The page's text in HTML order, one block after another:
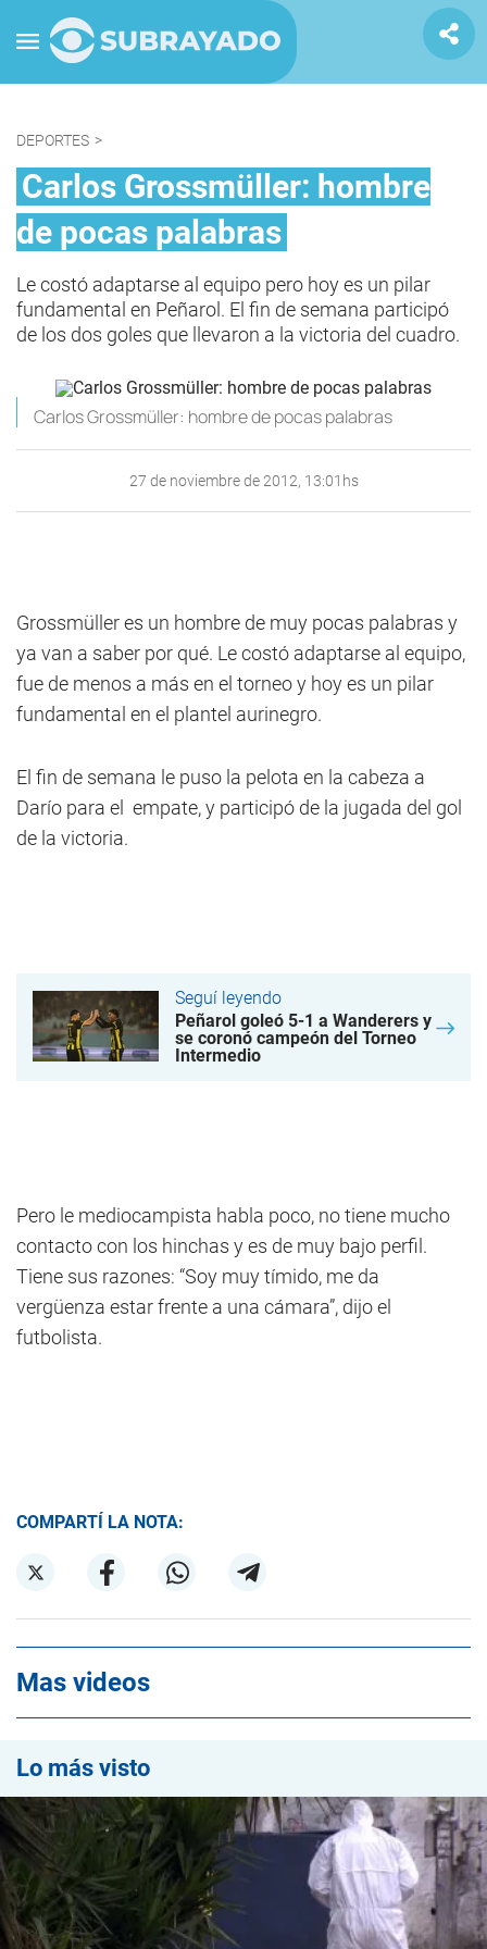
DEPORTES >
Carlos Grossmüller: hombre
de pocas palabras
Le costó adaptarse al equipo pero hoy es un pilar
fundamental en Peñarol. El fin de semana participó
de los dos goles que llevaron a la victoria del cuadro.
Carlos Grossmüller: hombre de pocas palabras
27 de noviembre de 2012, 13:01hs
Grossmüller es un hombre de muy pocas palabras y
ya van a saber por qué. Le costó adaptarse al equipo,
fue de menos a más en el torneo y hoy es un pilar
fundamental en el plantel aurinegro.
El fin de semana le puso la pelota en la cabeza a
Darío para el empate, y participó de la jugada del gol
de la victoria.
Seguí leyendo
Peñarol goleó 5-1 a Wanderers y
se coronó campeón del Torneo
Intermedio
Pero le mediocampista habla poco, no tiene mucho
contacto con los hinchas y es de muy bajo perfil.
Tiene sus razones: “Soy muy tímido, me da
vergüenza estar frente a una cámara”, dijo el
futbolista.
COMPARTÍ LA NOTA:
Mas videos
Lo más visto